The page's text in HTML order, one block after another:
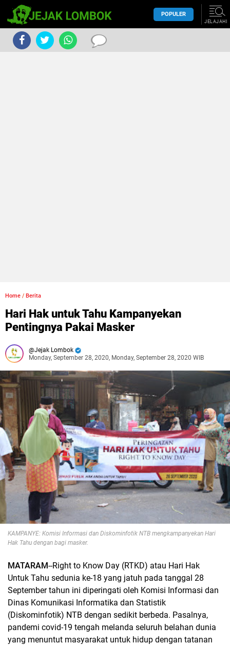
POPULER
JELAJAHI
Home / Berita
Hari Hak untuk Tahu Kampanyekan
Pentingnya Pakai Masker
Jejak Lombok
Monday, September 28, 2020, Monday, September 28, 2020 WIB
KAMPANYE: Komisi Informasi dan Diskominfotik NTB mengkampanyekan Hari
Hak Tahu dengan bagi masker.
MATARAM--Right to Know Day (RTKD) atau Hari Hak
Untuk Tahu sedunia ke-18 yang jatuh pada tanggal 28
September tahun ini diperingati oleh Komisi Informasi dan
Dinas Komunikasi Informatika dan Statistik
(Diskominfotik) NTB dengan sedikit berbeda. Pasalnya,
pandemi covid-19 tengah melanda seluruh belahan dunia
yang menuntut masyarakat untuk hidup dengan tatanan